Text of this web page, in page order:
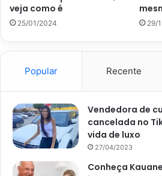
macias.
o fogo, junte o restante do tempero
pode servir e saborear. Mas, caso
veja como é
25/01/2024 29/
Popular Recente
Vendedora de
cancelada no
vida de luxo
27/04/2023
Conheça